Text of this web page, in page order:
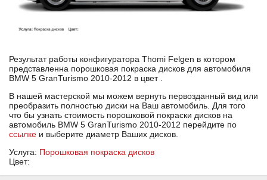
Результат работы конфигуратора Thomi Felgen в котором
представленна порошковая покраска дисков для автомобиля
BMW 5 GranTurismo 2010-2012 в цвет .
В нашей мастерской мы можем вернуть первозданный вид или
преобразить полностью диски на Ваш автомобиль. Для того
что бы узнать стоимость порошковой покраски дисков на
автомобиль BMW 5 GranTurismo 2010-2012 перейдите по
ссылке и выберите диаметр Ваших дисков.
Услуга: Порошковая покраска дисков
Цвет: